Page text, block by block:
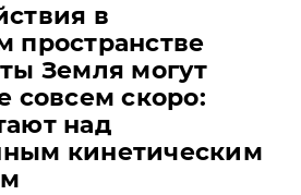
в
пространстве
Земля могут
совсем скоро:
над
кинетическим